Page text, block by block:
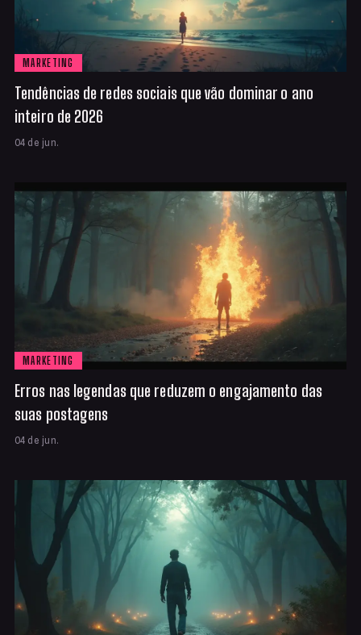
MARKETING
Tendências de redes sociais que vão dominar o ano
inteiro de 2026
04 de jun.
MARKETING
Erros nas legendas que reduzem o engajamento das
suas postagens
04 de jun.